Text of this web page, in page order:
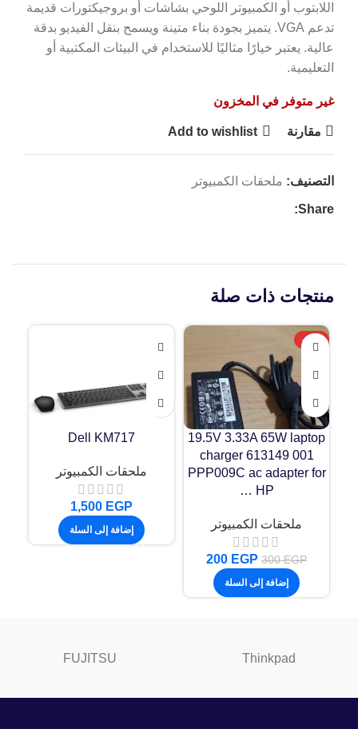
اللابتوب أو الكمبيوتر اللوحي بشاشات أو بروجيكتورات قديمة
تدعم VGA. يتميز بجودة بناء متينة ويسمح بنقل الفيديو بدقة
عالية. يعتبر خيارًا مثاليًا للاستخدام في البيئات المكتبية أو
التعليمية.
غير متوفر في المخزون
مقارنة Add to wishlist
التصنيف: ملحقات الكمبيوتر
Share:
منتجات ذات صلة
-33%
19.5V 3.33A 65W laptop
charger 613149 001
PPP009C ac adapter for
HP …
ملحقات الكمبيوتر
300EGP
200 EGP
إضافة إلى السلة
Dell KM717
ملحقات الكمبيوتر
1,500 EGP
إضافة إلى السلة
Thinkpad
FUJITSU